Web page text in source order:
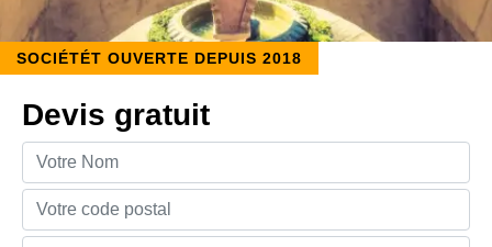
SOCIÉTÉT OUVERTE DEPUIS 2018
Devis gratuit